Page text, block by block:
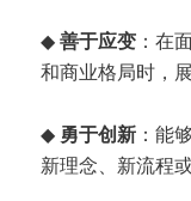
◆善于应变 ：在
和商业格局时，
◆ 勇于创新 ：能
新理念、新流程